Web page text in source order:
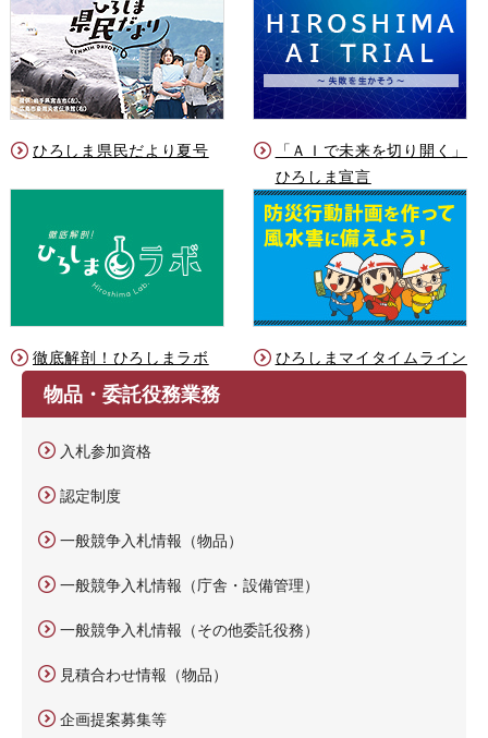
ひろしま県民だより夏号
「ＡＩで未来を切り開く」
ひろしま宣言
徹底解剖！ひろしまラボ ひろしまマイタイムライン
物品・委託役務業務
入札参加資格
認定制度
一般競争入札情報（物品）
一般競争入札情報（庁舎・設備管理）
一般競争入札情報（その他委託役務）
見積合わせ情報（物品）
企画提案募集等